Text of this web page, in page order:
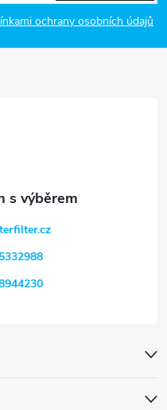
ochrany osobních údajů